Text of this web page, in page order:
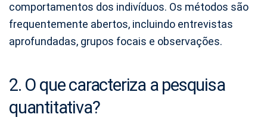
comportamentos dos indivíduos. Os métodos são
frequentemente abertos, incluindo entrevistas
aprofundadas, grupos focais e observações.
2. O que caracteriza a pesquisa
quantitativa?